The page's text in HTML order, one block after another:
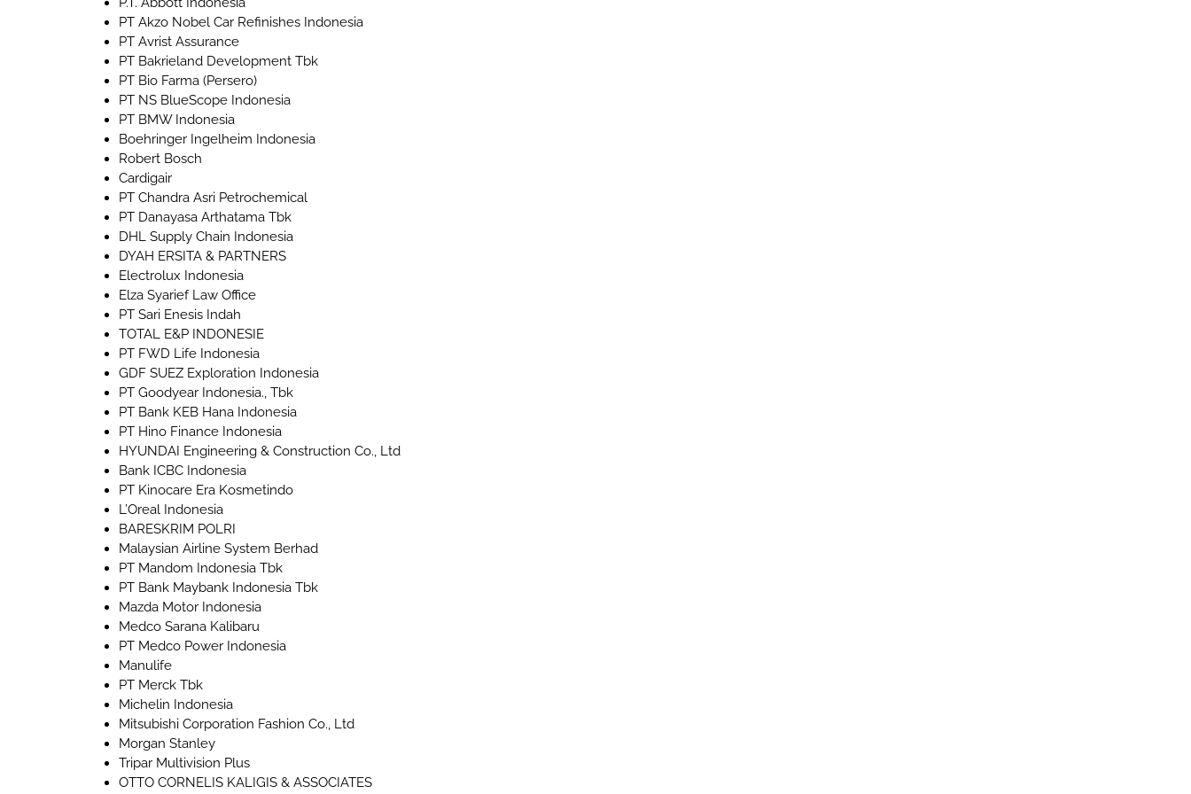
PT Akzo Nobel Car Refinishes Indonesia
PT Avrist Assurance
PT Bakrieland Development Tbk
PT Bio Farma (Persero)
PT NS BlueScope Indonesia
PT BMW Indonesia
Boehringer Ingelheim Indonesia
Robert Bosch
Cardigair
PT Chandra Asri Petrochemical
PT Danayasa Arthatama Tbk
DHL Supply Chain Indonesia
DYAH ERSITA & PARTNERS
Electrolux Indonesia
Elza Syarief Law Office
PT Sari Enesis Indah
TOTAL E&P INDONESIE
PT FWD Life Indonesia
GDF SUEZ Exploration Indonesia
PT Goodyear Indonesia., Tbk
PT Bank KEB Hana Indonesia
PT Hino Finance Indonesia
HYUNDAI Engineering & Construction Co., Ltd
Bank ICBC Indonesia
PT Kinocare Era Kosmetindo
L’Oreal Indonesia
BARESKRIM POLRI
Malaysian Airline System Berhad
PT Mandom Indonesia Tbk
PT Bank Maybank Indonesia Tbk
Mazda Motor Indonesia
Medco Sarana Kalibaru
PT Medco Power Indonesia
Manulife
PT Merck Tbk
Michelin Indonesia
Mitsubishi Corporation Fashion Co., Ltd
Morgan Stanley
Tripar Multivision Plus
OTTO CORNELIS KALIGIS & ASSOCIATES